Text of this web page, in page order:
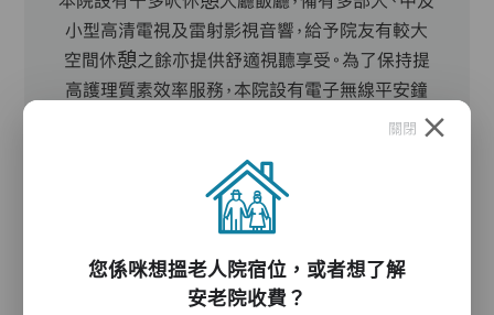
小型高清電視及雷射影視音響，給予院友有較大
空間休憩之餘亦提供舒適視聽享受。為了保持提
高護理質素效率服務，本院設有電子無線平安鐘
及直接對話機在院舍多處地方。其他設施方面，包
緊急儀器設施，全院亦設置安全扶手，設備完善的
洗手間，冷熱水沐浴設備，完善的廚房，高溫消毒
的洗衣房而提高感染控制，冷暖空調抽風系統等
等，可調較適當溫度，令院友更感受到冬暖夏涼溫
室感覺，所有設備皆符合政府甲等級買位之標準。
關閉
您係咪想搵老人院宿位，或者想了解
安老院收費？